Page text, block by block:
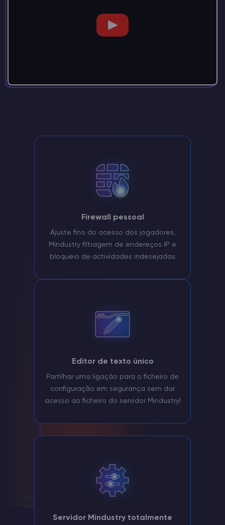
Firewall pessoal
Ajuste fino do acesso dos jogadores,
Mindustry filtragem de endereços IP e
bloqueio de actividades indesejadas
Editor de texto único
Partilhar uma ligação para o ficheiro de
configuração em segurança sem dar
acesso ao ficheiro do servidor Mindustry!
Servidor Mindustry totalmente